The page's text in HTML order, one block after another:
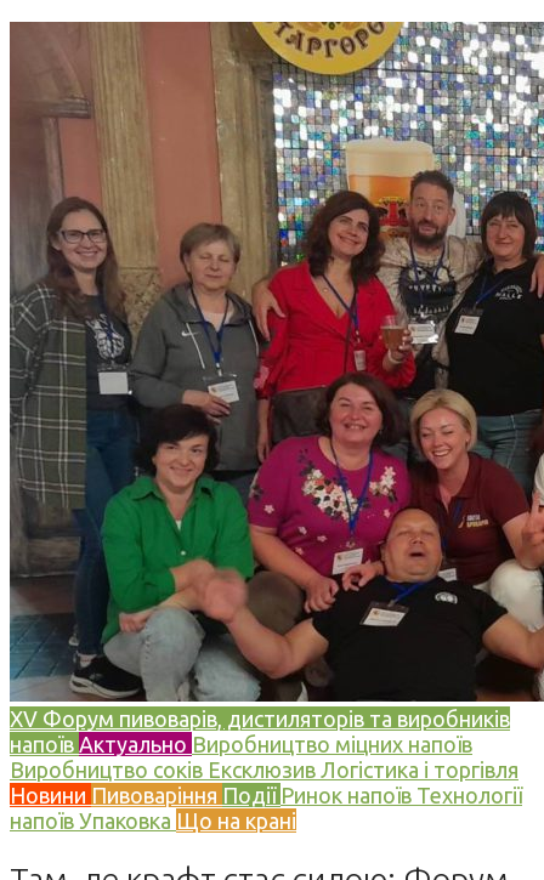
XV Форум пивоварів, дистиляторів та виробників
напоїв Актуально Виробництво міцних напоїв
Виробництво соків Ексклюзив Логістика і торгівля
Новини Пивоваріння Події Ринок напоїв Технології
напоїв Упаковка Що на крані